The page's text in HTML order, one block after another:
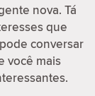
nova. Tá
que
conversar
você mais